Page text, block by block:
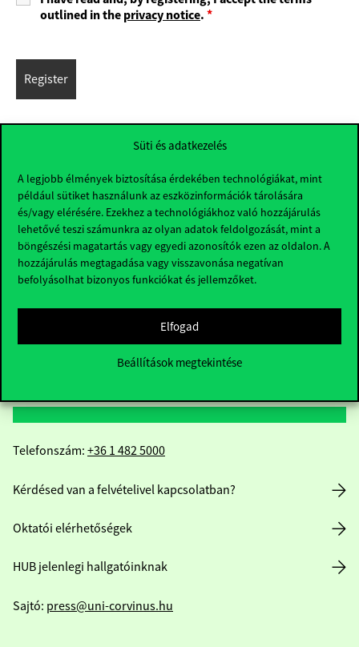
Süti és adatkezelés
A legjobb élmények biztosítása érdekében technológiákat, mint
például sütiket használunk az eszközinformációk tárolására
és/vagy elérésére. Ezekhez a technológiákhoz való hozzájárulás
lehetővé teszi számunkra az olyan adatok feldolgozását, mint a
böngészési magatartás vagy egyedi azonosítók ezen az oldalon. A
hozzájárulás megtagadása vagy visszavonása negatívan
befolyásolhat bizonyos funkciókat és jellemzőket.
Elfogad
Beállítások megtekintése
outlined in theprivacy notice.*
Telefonszám: +36 1 482 5000
Kérdésed van a felvételivel kapcsolatban?
Oktatói elérhetőségek
HUB jelenlegi hallgatóinknak
Sajtó: press@uni-corvinus.hu